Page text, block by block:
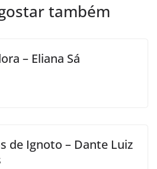
também
– Eliana Sá
de Ignoto – Dante Luiz